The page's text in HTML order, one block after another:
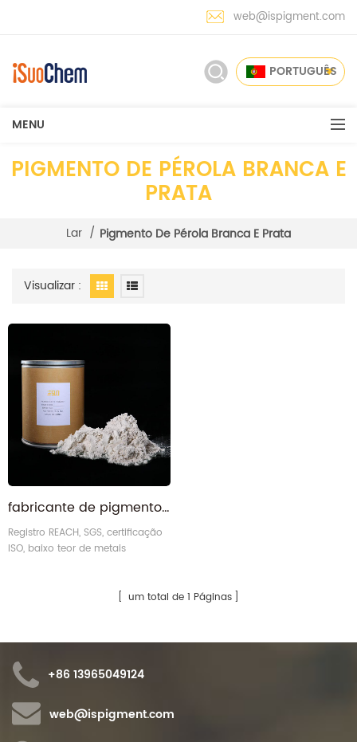
web@ispigment.com
PORTUGUÊS
MENU
PIGMENTO DE PÉROLA BRANCA E
PRATA
Lar / Pigmento De Pérola Branca E Prata
Visualizar :
fabricante de pigmento perolado branco prateado à base de mica rutilo fino esterlino
Registro REACH, SGS, certificação
ISO, baixo teor de metais
tamanho de partícula Malvern,
qualidade do pigmento perolado.
um total de 1 Páginas
+86 13965049124
web@ispigment.com